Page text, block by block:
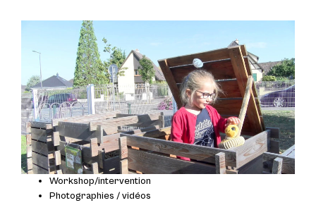
Workshop/intervention
Photographies / vidéos